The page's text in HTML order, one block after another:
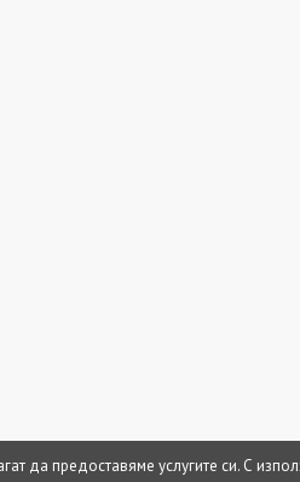
да предоставяме услугите си. С